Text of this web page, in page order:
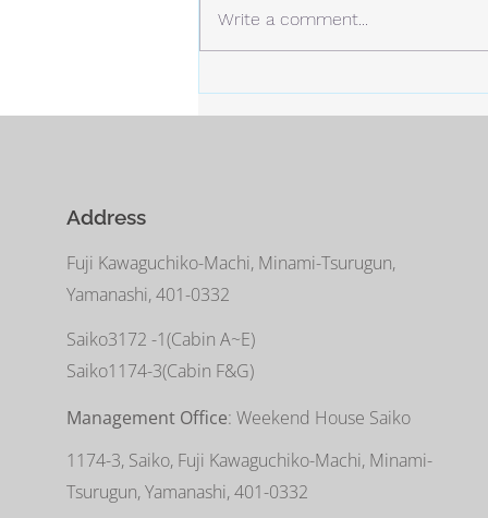
所。 白い雪と青い空。
Write a comment...
Address
Fuji Kawaguchiko-Machi, Minami-Tsurugun,
Yamanashi, 401-0332
Saiko3172 -1(Cabin A~E)
Saiko1174-3(​Cabin F&G)
Management Office: Weekend House Saiko
1174-3, Saiko, Fuji Kawaguchiko-Machi, Minami-
Tsurugun, Yamanashi, 401-0332